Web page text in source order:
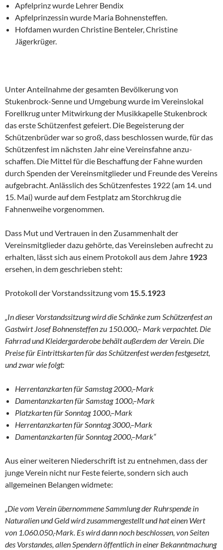
Apfelprinz wurde Lehrer Bendix
Apfelprinzessin wurde Maria Bohnensteffen.
Hofdamen wurden Christine Benteler, Christine
Jägerkrüger.
Unter Anteilnahme der gesamten Bevölkerung von
Stukenbrock-Senne und Umgebung wurde im Vereinslokal
Forellkrug unter Mitwirkung der Musikkapelle Stukenbrock
das erste Schützenfest gefeiert. Die Begeisterung der
Schützenbrüder war so groß, dass beschlossen wurde, für das
Schützenfest im nächsten Jahr eine Vereinsfahne anzu­
schaffen. Die Mittel für die Beschaffung der Fahne wurden
durch Spen­den der Vereinsmitglieder und Freunde des Vereins
aufgebracht. Anlässlich des Schützenfestes 1922 (am 14. und
15. Mai) wurde auf dem Festplatz am Storchkrug die
Fahnenweihe vorgenommen.
Dass Mut und Vertrauen in den Zusammenhalt der
Vereinsmitglieder dazu gehörte, das Vereinsleben aufrecht zu
erhalten, lässt sich aus einem Pro­tokoll aus dem Jahre 1923
ersehen, in dem geschrieben steht:
Protokoll der Vorstandssitzung vom 15.5.1923
„In dieser Vorstandssitzung wird die Schänke zum Schützenfest an
Gastwirt Josef Bohnensteffen zu 150.000,– Mark verpachtet. Die
Fahrrad­und Kleidergarderobe behält außerdem der Verein. Die
Preise für Eintrittskarten für das Schützenfest werden festgesetzt,
und zwar wie folgt:
Herrentanzkarten für Samstag2000,–Mark
Damentanzkarten für Samstag 1000,–Mark
Platzkarten für Sonntag 1000,–Mark
Herrentanzkarten für Sonntag 3000,–Mark
Damentanzkarten für Sonntag2000,–Mark“
Aus einer weiteren Niederschrift ist zu entnehmen, dass der
junge Verein nicht nur Feste feierte, sondern sich auch
allgemeinen Belangen wid­mete:
„Dievom Verein übernommene Sammlung der Ruhrspende in
Naturali­en und Geld wird zusammengestellt und hat einen Wert
von 1.060.050,­-Mark. Es wird dann noch beschlossen, von Seiten
des Vorstandes, al­len Spendern öffentlich in einer Bekanntmachung